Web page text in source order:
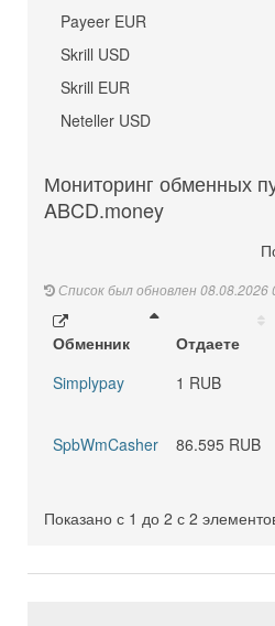
Payeer EUR
Skrill USD
Skrill EUR
Neteller USD
Мониторинг обменных
ABCD.money
Список был обновлен 08.08.2026
Обменник Отдаете
Simplypay
1 RUB
SpbWmCasher
86.595 RUB
Показано с 1 до 2 с 2